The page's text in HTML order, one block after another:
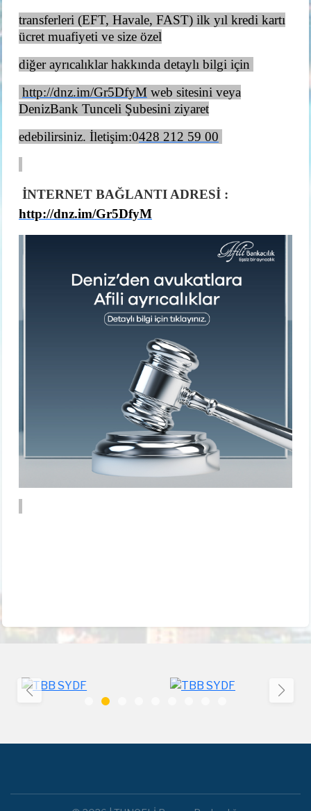
transferleri (EFT, Havale, FAST) ilk yıl kredi kartı
ücret muafiyeti ve size özel
diğer ayrıcalıklar hakkında detaylı bilgi için
http://dnz.im/Gr5DfyM web sitesini veya
DenizBank Tunceli Şubesini ziyaret
edebilirsiniz. İletişim:0428 212 59 00
İNTERNET BAĞLANTI ADRESİ :
http://dnz.im/Gr5DfyM